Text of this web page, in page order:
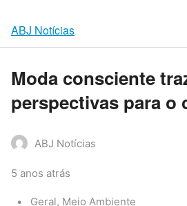
ABJ Notícias
Moda consciente
perspectivas para o
ABJ Notícias
5 anos atrás
Categories:
Geral, Meio Ambiente